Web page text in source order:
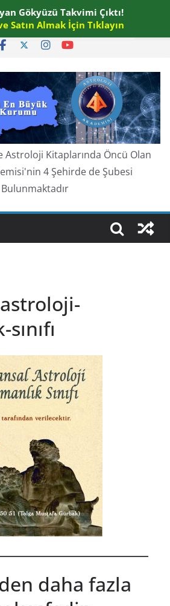
Ağustos 6, 2026
Astroloji Kitaplarında Öncü Olan
4 Şehirde de Şubesi
Bulunmaktadır
daha fazla
Gökyüzü Takvimi Çıktı!
Satın Almak İçin Tıklayın